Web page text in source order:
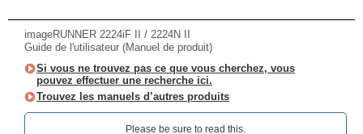
imageRUNNER 2224iF II / 2224N II
Guide de l'utilisateur (Manuel de produit)
Si vous ne trouvez pas ce que vous cherchez, vous
pouvez effectuer une recherche ici.
Trouvez les manuels d’autres produits
Please be sure to read this.‎